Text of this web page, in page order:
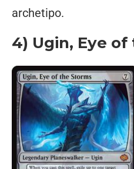
archetipo.
4) Ugin, Eye